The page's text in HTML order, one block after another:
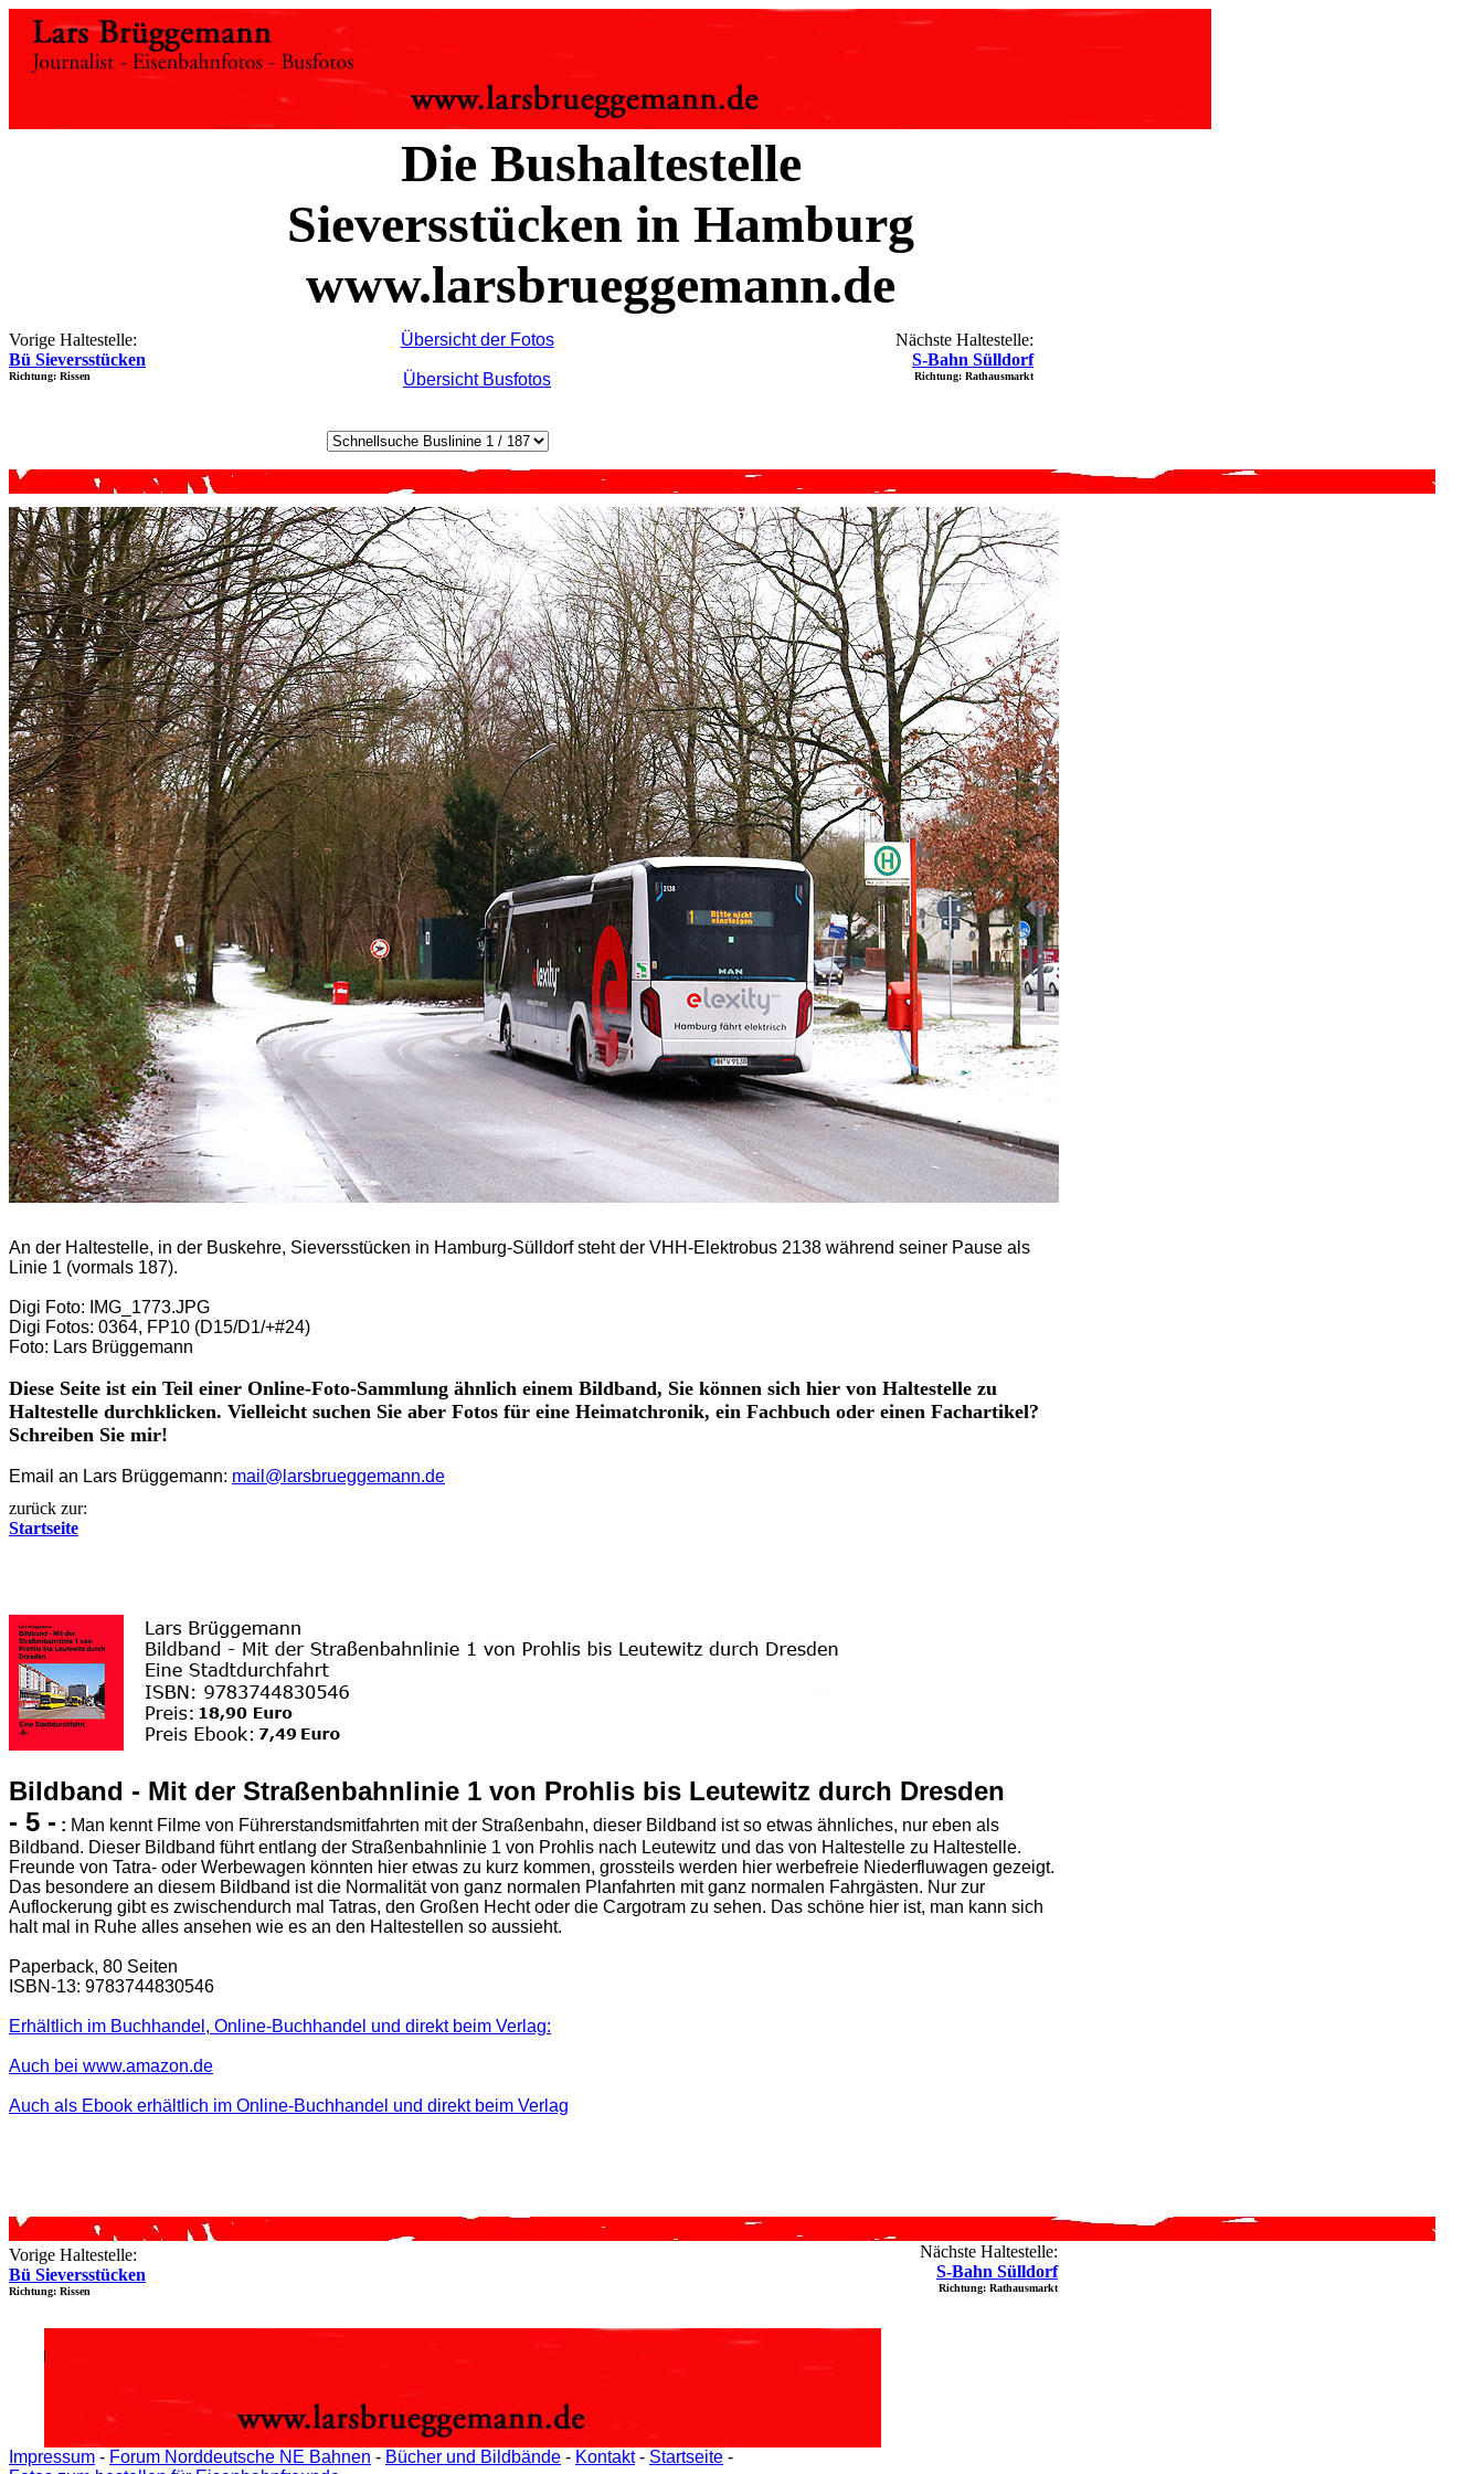
Die Bushaltestelle
Sieversstücken in Hamburg
www.larsbrueggemann.de
Vorige Haltestelle:
Bü Sieversstücken
Richtung: Rissen
Übersicht der Fotos
Übersicht Busfotos
Nächste Haltestelle:
S-Bahn Sülldorf
Richtung: Rathausmarkt
An der Haltestelle, in der Buskehre, Sieversstücken in Hamburg-Sülldorf steht der VHH-Elektrobus 2138 während seiner Pause als
Linie 1 (vormals 187).
Digi Foto: IMG_1773.JPG
Digi Fotos: 0364, FP10 (D15/D1/+#24)
Foto: Lars Brüggemann
Diese Seite ist ein Teil einer Online-Foto-Sammlung ähnlich einem Bildband, Sie können sich hier von Haltestelle zu
Haltestelle durchklicken. Vielleicht suchen Sie aber Fotos für eine Heimatchronik, ein Fachbuch oder einen Fachartikel?
Schreiben Sie mir!
Email an Lars Brüggemann: mail@larsbrueggemann.de
zurück zur:
Startseite
Bildband - Mit der Straßenbahnlinie 1 von Prohlis bis Leutewitz durch Dresden
- 5 - : Man kennt Filme von Führerstandsmitfahrten mit der Straßenbahn, dieser Bildband ist so etwas ähnliches, nur eben als
Bildband. Dieser Bildband führt entlang der Straßenbahnlinie 1 von Prohlis nach Leutewitz und das von Haltestelle zu Haltestelle.
Freunde von Tatra- oder Werbewagen könnten hier etwas zu kurz kommen, grossteils werden hier werbefreie Niederfluwagen gezeigt.
Das besondere an diesem Bildband ist die Normalität von ganz normalen Planfahrten mit ganz normalen Fahrgästen. Nur zur
Auflockerung gibt es zwischendurch mal Tatras, den Großen Hecht oder die Cargotram zu sehen. Das schöne hier ist, man kann sich
halt mal in Ruhe alles ansehen wie es an den Haltestellen so aussieht.
Paperback, 80 Seiten
ISBN-13: 9783744830546
Erhältlich im Buchhandel, Online-Buchhandel und direkt beim Verlag:
Auch bei www.amazon.de
Auch als Ebook erhältlich im Online-Buchhandel und direkt beim Verlag
Nächste Haltestelle:
S-Bahn Sülldorf
Richtung: Rathausmarkt
Vorige Haltestelle:
Bü Sieversstücken
Richtung: Rissen
Impressum - Forum Norddeutsche NE Bahnen - Bücher und Bildbände - Kontakt- Startseite -